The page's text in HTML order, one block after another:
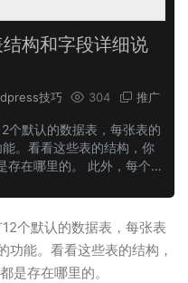
构和字段详细说
技巧 304 推广
个默认的数据表，每张表的
。看看这些表的结构，你
存在哪里的。 此外，每个表
个默认的数据表，每张表
能。看看这些表的结构，
是存在哪里的。